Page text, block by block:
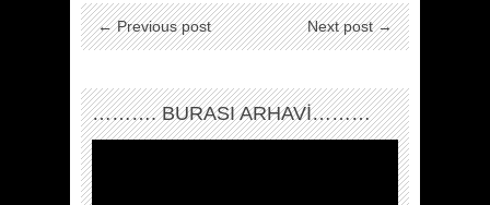
← Previous post Next post →
………. BURASI ARHAVİ………